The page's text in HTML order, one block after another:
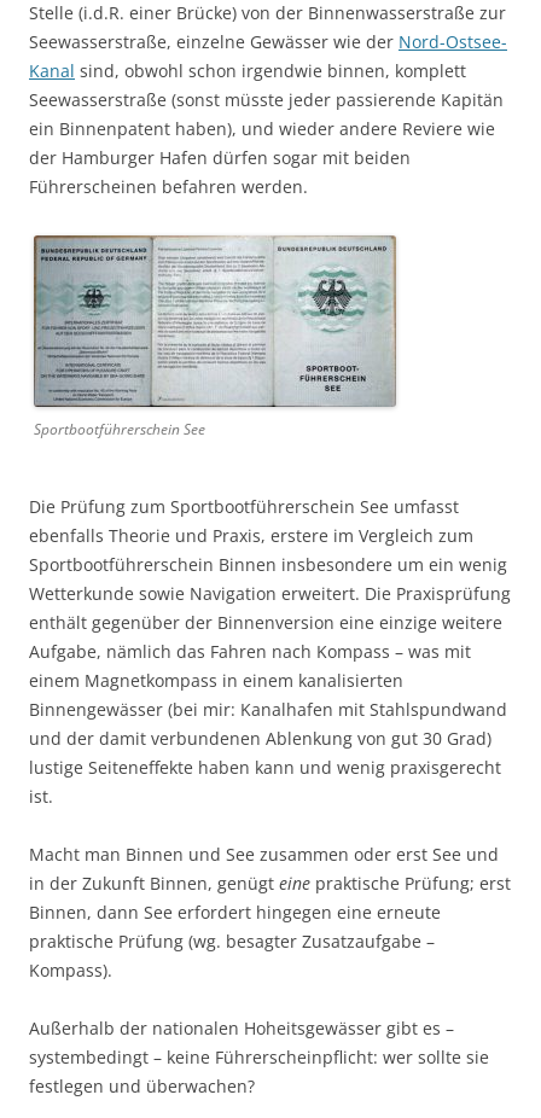
Stelle (i.d.R. einer Brücke) von der Binnenwasserstraße zur
Seewasserstraße, einzelne Gewässer wie der Nord-Ostsee-
Kanal sind, obwohl schon irgendwie binnen, komplett
Seewasserstraße (sonst müsste jeder passierende Kapitän
ein Binnenpatent haben), und wieder andere Reviere wie
der Hamburger Hafen dürfen sogar mit beiden
Führerscheinen befahren werden.
Sportbootführerschein See
Die Prüfung zum Sportbootführerschein See umfasst
ebenfalls Theorie und Praxis, erstere im Vergleich zum
Sportbootführerschein Binnen insbesondere um ein wenig
Wetterkunde sowie Navigation erweitert. Die Praxisprüfung
enthält gegenüber der Binnenversion eine einzige weitere
Aufgabe, nämlich das Fahren nach Kompass – was mit
einem Magnetkompass in einem kanalisierten
Binnengewässer (bei mir: Kanalhafen mit Stahlspundwand
und der damit verbundenen Ablenkung von gut 30 Grad)
lustige Seiteneffekte haben kann und wenig praxisgerecht
ist.
Macht man Binnen und See zusammen oder erst See und
in der Zukunft Binnen, genügt eine praktische Prüfung; erst
Binnen, dann See erfordert hingegen eine erneute
praktische Prüfung (wg. besagter Zusatzaufgabe –
Kompass).
Außerhalb der nationalen Hoheitsgewässer gibt es –
systembedingt – keine Führerscheinpflicht: wer sollte sie
festlegen und überwachen?